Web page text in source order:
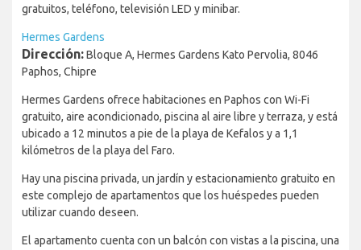
gratuitos, teléfono, televisión LED y minibar.
Hermes Gardens
Dirección:Bloque A, Hermes Gardens Kato Pervolia, 8046
Paphos, Chipre
Hermes Gardens ofrece habitaciones en Paphos con Wi-Fi
gratuito, aire acondicionado, piscina al aire libre y terraza, y está
ubicado a 12 minutos a pie de la playa de Kefalos y a 1,1
kilómetros de la playa del Faro.
Hay una piscina privada, un jardín y estacionamiento gratuito en
este complejo de apartamentos que los huéspedes pueden
utilizar cuando deseen.
El apartamento cuenta con un balcón con vistas a la piscina, una